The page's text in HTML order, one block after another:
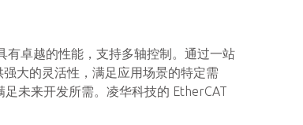
有卓越的性能，支持多轴控制。通过一站
大的灵活性，满足应用场景的特定需
未来开发所需。凌华科技的 EtherCAT